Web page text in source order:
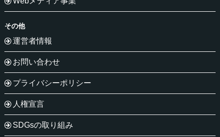
その他
運営者情報
お問い合わせ
プライバシーポリシー
人権宣言
SDGsの取り組み